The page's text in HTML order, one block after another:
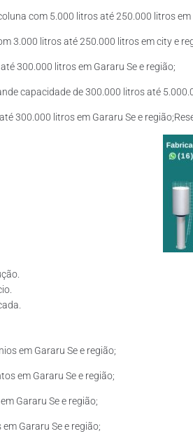
com 5.000 litros até 250.000 litros em
3.000 litros até 250.000 litros em city e
300.000 litros em Gararu Se e região;
capacidade de 300.000 litros até
300.000 litros em Gararu Se e
em Gararu Se e região;
em Gararu Se e região;
Gararu Se e região;
Gararu Se e região;